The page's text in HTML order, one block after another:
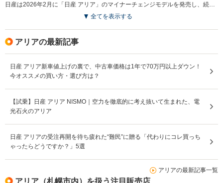
日産は2026年2月に「日産 アリア」のマイナーチェンジモデルを発売し、続いて3月に「日産 アリアNISMO」を発売した。「日産 アリア」は2021年に登場したフラッグシップEVで、加速や静粛性、快適な室内空間が好評を得ている。今回の改良ではフロントデザインを一新し、快適な乗り心地を提供する新サスペンションを採用した。さらに、Google搭載のNissanConnectインフォテインメントシステムで多彩な情報をシームレスに利用できるようになり、充電ポートに専用コネクターを接続することで電力を取り出すV2L機能も搭載。加えて、乗り心地の向上や運転支援機能の強化により、より快適なEVライフを提供することを目指している。日産EVモデルのフラッグシップである「日産 アリアNISMO」も同様のアップデートが施されている。（2026.2）
全てを表示する
アリアの最新記事
日産 アリア新車値上げの裏で、中古車価格は1年で70万円以上ダウン！
今オススメの買い方・選び方は？
【試乗】日産 アリア NISMO｜空力を徹底的に考え抜いて生まれた、電
光石火のアリア
日産 アリアの受注再開を待ち疲れた“難民”に贈る「代わりにコレ買っち
ゃったらどうですか？」5選
アリアの最新記事一覧